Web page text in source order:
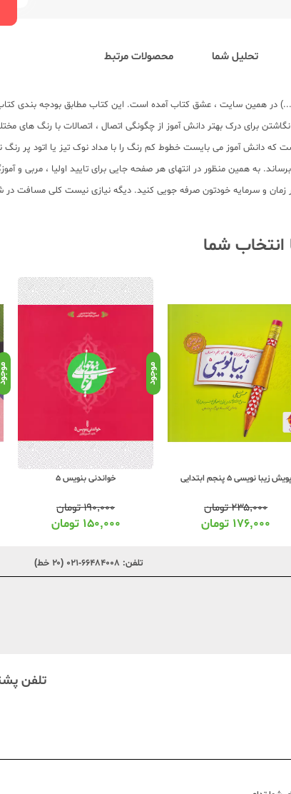
تحلیل شما محصولات مرتبط
...) در همین سایت ، عشق کتاب آمده است. این کتاب مطابق بودجه بندی
برای درک بهتر دانش آموز از چگونگی اتصال ، اتصالات با رنگ های
دانش آموز می بایست خطوط کم رنگ را با مداد نوک تیز یا اتود پر
به همین منظور در انتهای هر صفحه جایی برای تایید اولیا ، مربی و
و سرمایه خودتون صرفه جویی کنید. دیگه نیازی نیست کلی مسافت
انتخاب شما
پویش زیبا نویسی 5 پنجم ابتدایی
۲۳۵,۰۰۰تومان
۱۷۶,۰۰۰ تومان
موجود
خواندنی بنویس 5
۱۹۰,۰۰۰تومان
۱۵۰,۰۰۰ تومان
تلفن: ۶۶۴۸۴۰۰۸-۰۲۱ (۲۰ خط)
تلفن